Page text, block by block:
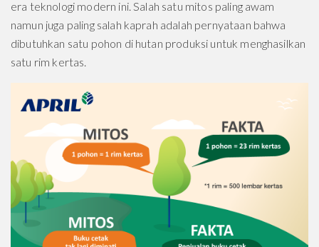
era teknologi modern ini. Salah satu mitos paling awam
namun juga paling salah kaprah adalah pernyataan bahwa
dibutuhkan satu pohon di hutan produksi untuk menghasilkan
satu rim kertas.